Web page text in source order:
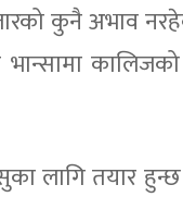
कुनै अभाव
लागि तयार